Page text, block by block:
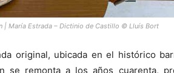
| María Estrada – Dictinio de Castillo © Lluís Bort
original, ubicada en el histórico
se remonta a los años cuarenta,